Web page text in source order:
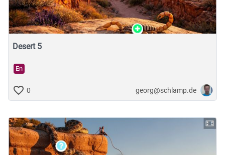
Desert 5
En
0 georg@schlamp.de